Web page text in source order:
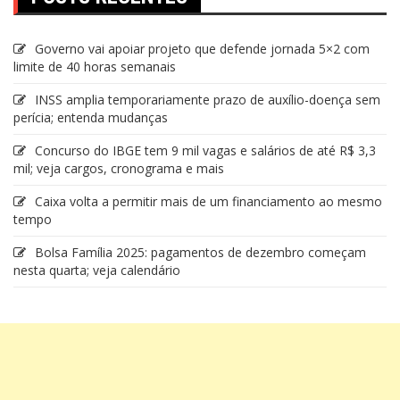
Governo vai apoiar projeto que defende jornada 5×2 com
limite de 40 horas semanais
INSS amplia temporariamente prazo de auxílio-doença sem
perícia; entenda mudanças
Concurso do IBGE tem 9 mil vagas e salários de até R$ 3,3
mil; veja cargos, cronograma e mais
Caixa volta a permitir mais de um financiamento ao mesmo
tempo
Bolsa Família 2025: pagamentos de dezembro começam
nesta quarta; veja calendário